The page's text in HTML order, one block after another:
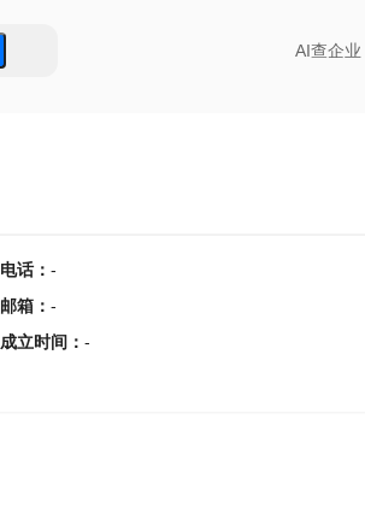
AI查企业
电话： -
邮箱 ： -
成立时间 ： -